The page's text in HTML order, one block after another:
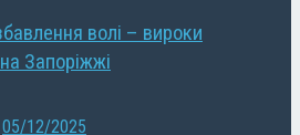
волі – вироки
Запоріжжі
05/12/2025